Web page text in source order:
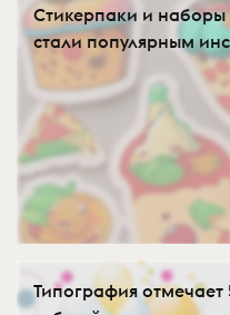
Стикерпаки и
стали популярным
Типография